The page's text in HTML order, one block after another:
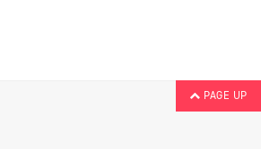
PAGE UP